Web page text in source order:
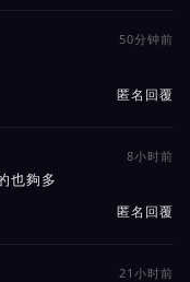
50分钟前
匿名回覆
8小时前
也夠多
匿名回覆
21小时前